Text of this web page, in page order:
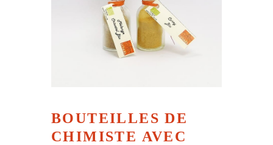
BOUTEILLES DE
CHIMISTE AVEC